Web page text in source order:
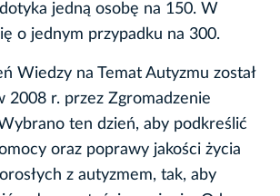
jedną osobę na 150. W
o jednym przypadku na 300.
Wiedzy na Temat Autyzmu został
2008 r. przez Zgromadzenie
ten dzień, aby podkreślić
oraz poprawy jakości życia
z autyzmem, tak, aby